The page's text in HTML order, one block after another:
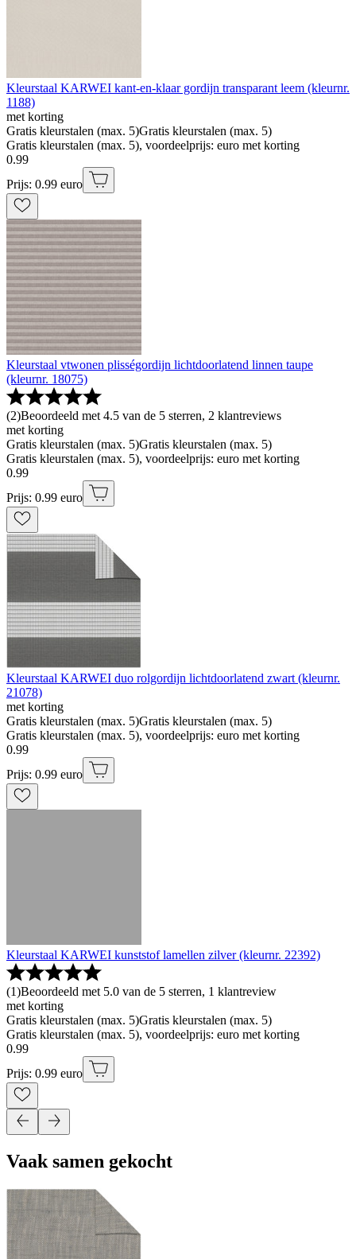
Kleurstaal KARWEI kant-en-klaar gordijn transparant leem (kleurnr.
1188)
met korting
Gratis kleurstalen (max. 5)Gratis kleurstalen (max. 5)
Gratis kleurstalen (max. 5), voordeelprijs: euro met korting
0.99
Prijs: 0.99 euro
Kleurstaal vtwonen plisségordijn lichtdoorlatend linnen taupe
(kleurnr. 18075)
(2)Beoordeeld met 4.5 van de 5 sterren, 2 klantreviews
met korting
Gratis kleurstalen (max. 5)Gratis kleurstalen (max. 5)
Gratis kleurstalen (max. 5), voordeelprijs: euro met korting
0.99
Prijs: 0.99 euro
Kleurstaal KARWEI duo rolgordijn lichtdoorlatend zwart (kleurnr.
21078)
met korting
Gratis kleurstalen (max. 5)Gratis kleurstalen (max. 5)
Gratis kleurstalen (max. 5), voordeelprijs: euro met korting
0.99
Prijs: 0.99 euro
Kleurstaal KARWEI kunststof lamellen zilver (kleurnr. 22392)
(1)Beoordeeld met 5.0 van de 5 sterren, 1 klantreview
met korting
Gratis kleurstalen (max. 5)Gratis kleurstalen (max. 5)
Gratis kleurstalen (max. 5), voordeelprijs: euro met korting
0.99
Prijs: 0.99 euro
Vaak samen gekocht